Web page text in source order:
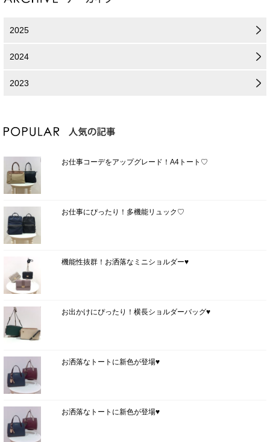
2025
2024
2023
お仕事コーデをアップグレード！A4トート♡
お仕事にぴったり！多機能リュック♡
機能性抜群！お洒落なミニショルダー♥
お出かけにぴったり！横長ショルダーバッグ♥
お洒落なトートに新色が登場♥
お洒落なトートに新色が登場♥